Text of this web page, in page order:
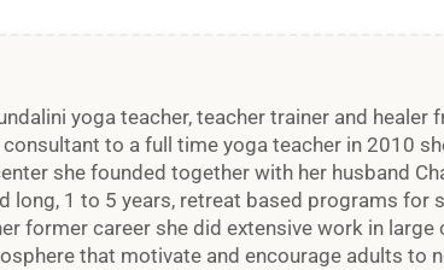
yoga teacher, teacher trainer and
to a full time yoga teacher in 2010
she founded together with her husband
long, 1 to 5 years, retreat based programs
former career she did extensive work in
that motivate and encourage adults to